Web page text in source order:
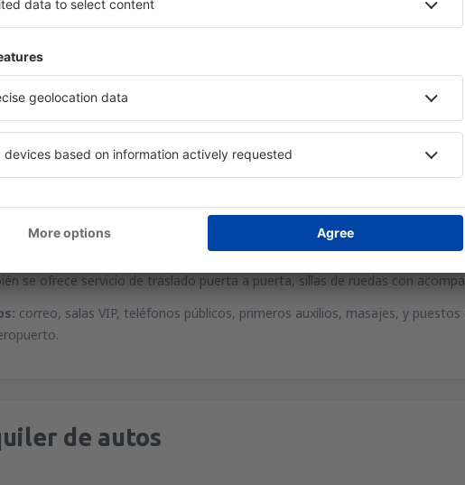
varias opciones de restaurantes, comidas rápidas, cafeterías y bares.
de internet Wi-Fi.
Avis, Europcar, Hertz, Sixt y Terstappen funcionan dentro del aeropuerto.
infraestructura adaptada en baños y accesos, y teléfonos
se ofrece servicio de traslado puerta a puerta, sillas de ruedas con
correo, salas VIP, teléfonos públicos, primeros auxilios, masajes, y
de autos